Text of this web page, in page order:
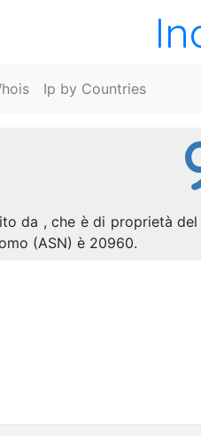
Ip by Countries
da , che è di proprietà
(ASN) è 20960.